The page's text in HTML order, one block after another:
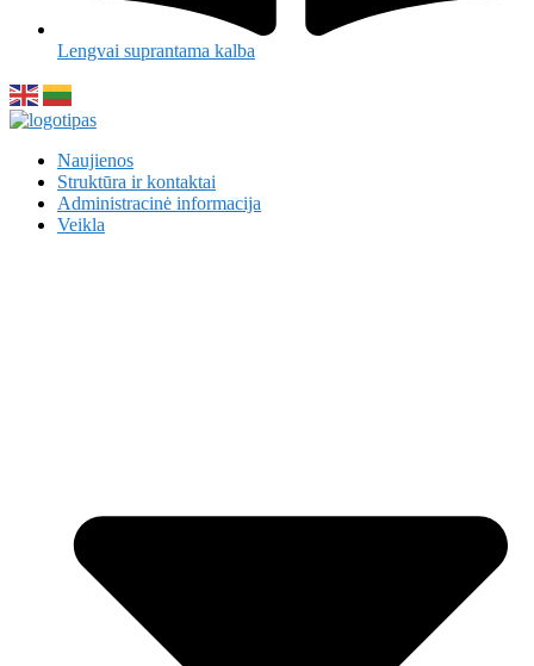
Lengvai suprantama kalba
Naujienos
Struktūra ir kontaktai
Administracinė informacija
Veikla